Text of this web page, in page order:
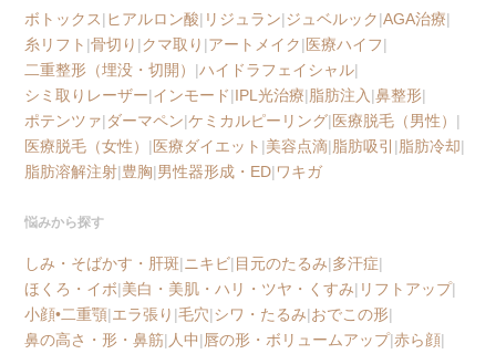
ボトックス|ヒアルロン酸| リジュラン|ジュベルック|AGA治療|
糸リフト |骨切り |クマ取り |アートメイク|医療ハイフ|
二重整形（埋没・切開） |ハイドラフェイシャル|
シミ取りレーザー|インモード|IPL光治療|脂肪注入 |鼻整形|
ポテンツァ|ダーマペン|ケミカルピーリング|医療脱毛（男性） |
医療脱毛（女性） |医療ダイエット |美容点滴|脂肪吸引 |脂肪冷却|
脂肪溶解注射|豊胸|男性器形成・ED|ワキガ
悩みから探す
しみ・そばかす・肝斑| ニキビ|目元のたるみ|多汗症|
ほくろ・イボ|美白・美肌・ハリ・ツヤ・くすみ| リフトアップ|
小顔•二重顎|エラ張り |毛穴|シワ・たるみ|おでこの形|
鼻の高さ・形・鼻筋| 人中|唇の形・ボリュームアップ|赤ら顔|